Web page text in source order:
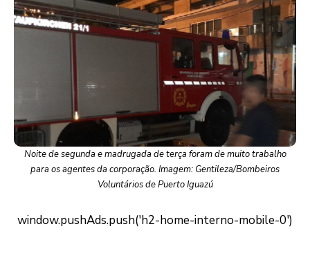
Noite de segunda e madrugada de terça foram de muito trabalho
para os agentes da corporação. Imagem: Gentileza/Bombeiros
Voluntários de Puerto Iguazú